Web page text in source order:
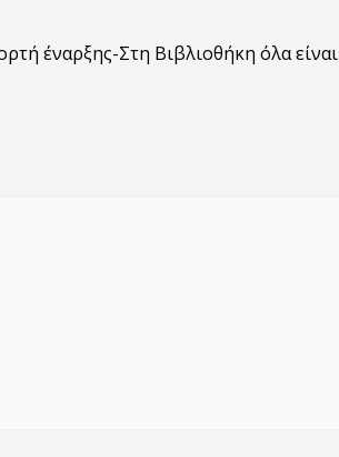
έναρξης-Στη Βιβλιοθήκη όλα είναι